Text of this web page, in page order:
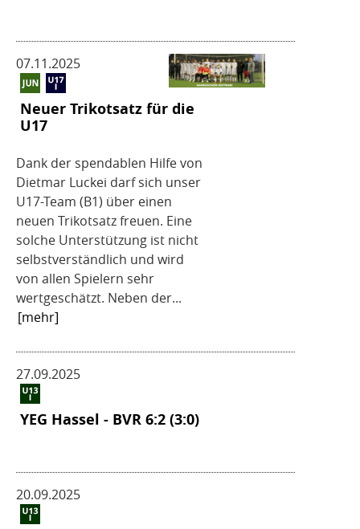
07.11.2025
Neuer Trikotsatz für die
U17
Dank der spendablen Hilfe von
Dietmar Luckei darf sich unser
U17-Team (B1) über einen
neuen Trikotsatz freuen. Eine
solche Unterstützung ist nicht
selbstverständlich und wird
von allen Spielern sehr
wertgeschätzt. Neben der...
[mehr]
27.09.2025
YEG Hassel - BVR 6:2 (3:0)
20.09.2025